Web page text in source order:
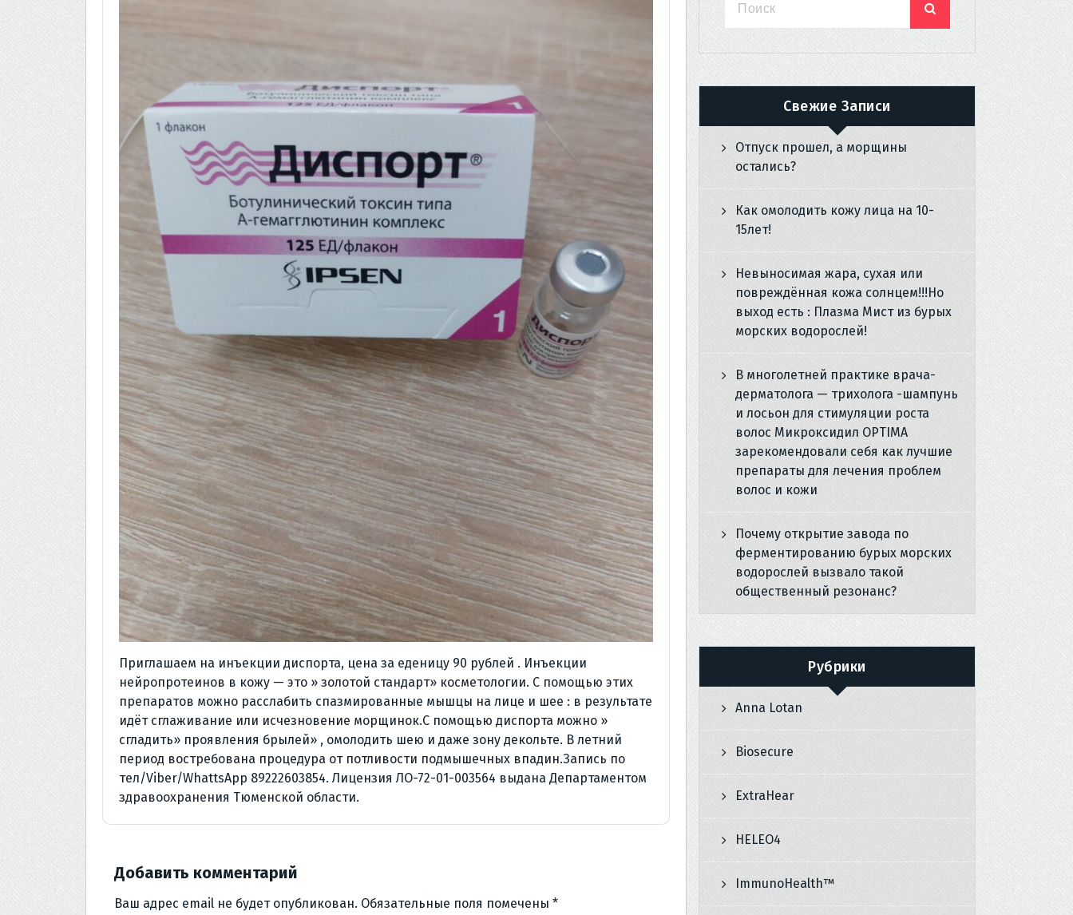
Приглашаем на инъекции диспорта, цена за еденицу 90 рублей . Инъекции
нейропротеинов в кожу — это » золотой стандарт» косметологии. С помощью этих
препаратов можно расслабить спазмированные мышцы на лице и шее : в результате
идёт сглаживание или исчезновение морщинок.С помощью диспорта можно »
сгладить» проявления брылей» , омолодить шею и даже зону декольте. В летний
период востребована процедура от потливости подмышечных впадин.Запись по
тел/Viber/WhattsApp 89222603854. Лицензия ЛО-72-01-003564 выдана Департаментом
здравоохранения Тюменской области.
Добавить комментарий
Ваш адрес email не будет опубликован. Обязательные поля помечены *
Свежие Записи
Отпуск прошел, а морщины
остались?
Как омолодить кожу лица на 10-
15лет!
Невыносимая жара, сухая или
повреждённая кожа солнцем!!!Но
выход есть : Плазма Мист из бурых
морских водорослей!
В многолетней практике врача-
дерматолога — трихолога -шампунь
и лосьон для стимуляции роста
волос Микроксидил OPTIMA
зарекомендовали себя как лучшие
препараты для лечения проблем
волос и кожи
Почему открытие завода по
ферментированию бурых морских
водорослей вызвало такой
общественный резонанс?
Рубрики
Anna Lotan
Biosecure
ExtraHear
HELEO4
ImmunoHealth™